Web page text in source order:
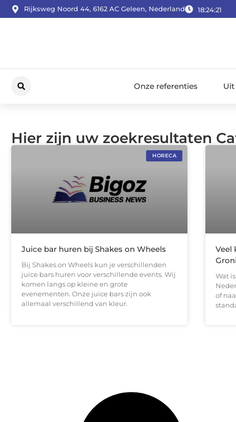
Rijksweg Noord 44, 6162 AC Geleen, Nederland 18:24:21
Onze referenties Uit
Hier zijn uw zoekresultaten
HORECA
Juice bar huren bij Shakes on Wheels
Bij Shakes on Wheels kun je verschillenden
juice bars huren voor verschillende events. Wij
komen langs op kleine en grote
evenementen. Onze juice bars zijn ook
allemaal verschillend van kleur.
Veel
Wat
of